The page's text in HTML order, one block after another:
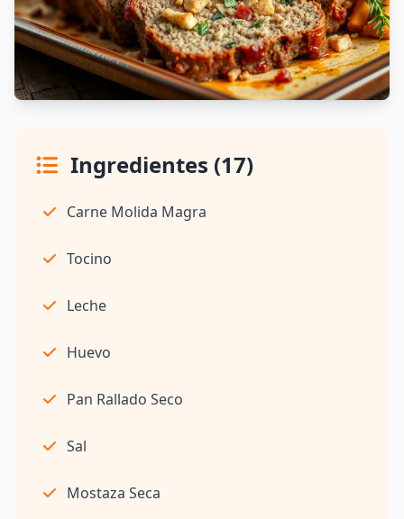
Ingredientes (17)
Carne Molida Magra
Tocino
Leche
Huevo
Pan Rallado Seco
Sal
Mostaza Seca